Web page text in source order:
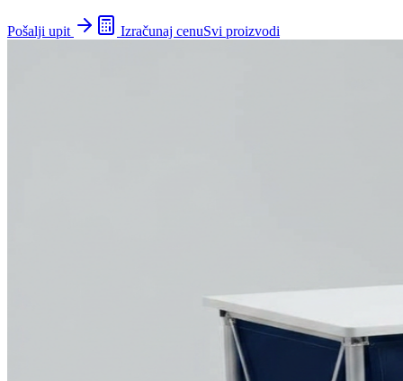
Pošalji upit Izračunaj cenuSvi proizvodi